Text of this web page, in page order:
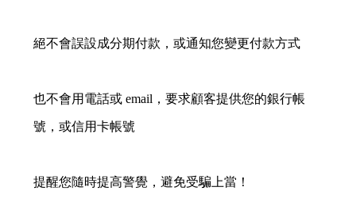
絕不會誤設成分期付款，或通知您變更付款方式
也不會用電話或 email，要求顧客提供您的銀行帳
號，或信用卡帳號
提醒您隨時提高警覺，避免受騙上當！